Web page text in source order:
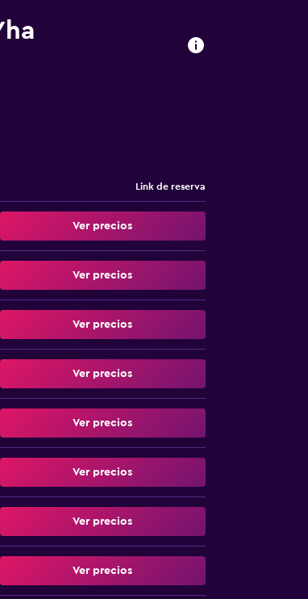
Link de reserva
Ver precios
Ver precios
Ver precios
Ver precios
Ver precios
Ver precios
Ver precios
Ver precios